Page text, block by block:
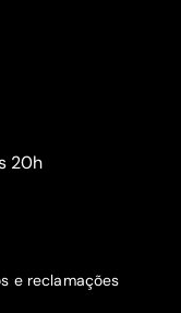
20h
e reclamações